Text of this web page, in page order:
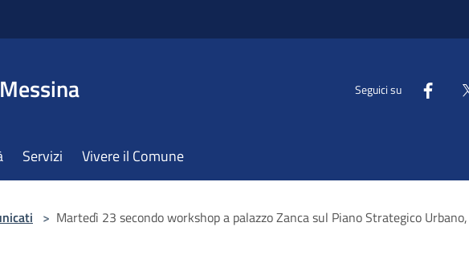
Seguici su
Servizi Vivere il Comune
> Martedì 23 secondo workshop a palazzo Zanca sul Piano Strategico